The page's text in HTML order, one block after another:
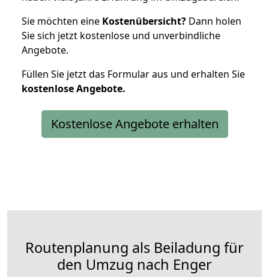
Sie möchten eine Kostenübersicht? Dann holen
Sie sich jetzt kostenlose und unverbindliche
Angebote.
Füllen Sie jetzt das Formular aus und erhalten Sie
kostenloseAngebote.
Kostenlose Angebote erhalten
Routenplanung als Beiladung für
den Umzug nach Enger